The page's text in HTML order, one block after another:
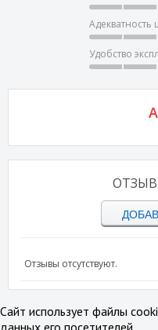
Адекватность
Удобство
Отзывы отсутствуют.
Сайт использует файлы
данных его посетителей.